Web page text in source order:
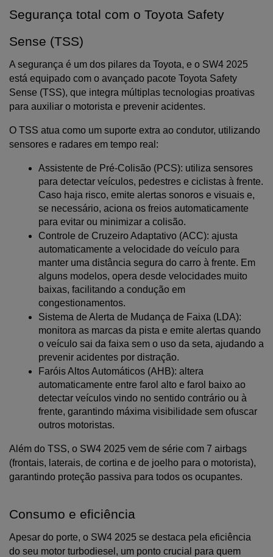
Segurança total com o Toyota Safety
Sense (TSS)
A segurança é um dos pilares da Toyota, e o SW4 2025
está equipado com o avançado pacote Toyota Safety
Sense (TSS), que integra múltiplas tecnologias proativas
para auxiliar o motorista e prevenir acidentes.
O TSS atua como um suporte extra ao condutor, utilizando
sensores e radares em tempo real:
Assistente de Pré-Colisão (PCS): utiliza sensores
para detectar veículos, pedestres e ciclistas à frente.
Caso haja risco, emite alertas sonoros e visuais e,
se necessário, aciona os freios automaticamente
para evitar ou minimizar a colisão.
Controle de Cruzeiro Adaptativo (ACC): ajusta
automaticamente a velocidade do veículo para
manter uma distância segura do carro à frente. Em
alguns modelos, opera desde velocidades muito
baixas, facilitando a condução em
congestionamentos.
Sistema de Alerta de Mudança de Faixa (LDA):
monitora as marcas da pista e emite alertas quando
o veículo sai da faixa sem o uso da seta, ajudando a
prevenir acidentes por distração.
Faróis Altos Automáticos (AHB): altera
automaticamente entre farol alto e farol baixo ao
detectar veículos vindo no sentido contrário ou à
frente, garantindo máxima visibilidade sem ofuscar
outros motoristas.
Além do TSS, o SW4 2025 vem de série com 7 airbags
(frontais, laterais, de cortina e de joelho para o motorista),
garantindo proteção passiva para todos os ocupantes.
Consumo e eficiência
Apesar do porte, o SW4 2025 se destaca pela eficiência
do seu motor turbodiesel, um ponto crucial para quem